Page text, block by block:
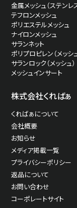
金属メッシュ（ステンレ
テフロンメッシュ
ポリエステルメッシュ
ナイロンメッシュ
サランネット
ポリプロピレン（メッシ
サランロック（メッシュ）
メッシュインサート
株式会社くればぁ
くればぁについて
会社概要
お知らせ
メディア掲載一覧
プライバシーポリシー
返品について
お問い合わせ
コーポレートサイト